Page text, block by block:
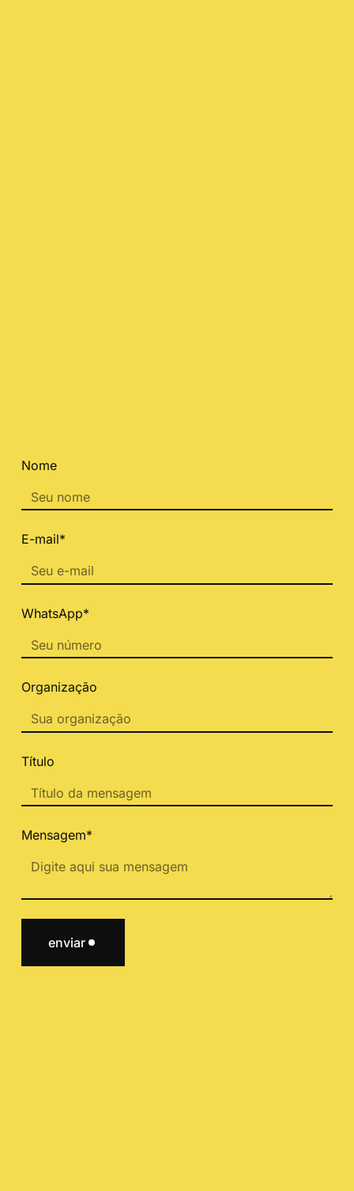
Nome
E-mail*
WhatsApp*
Organização
Título
Mensagem*
enviar